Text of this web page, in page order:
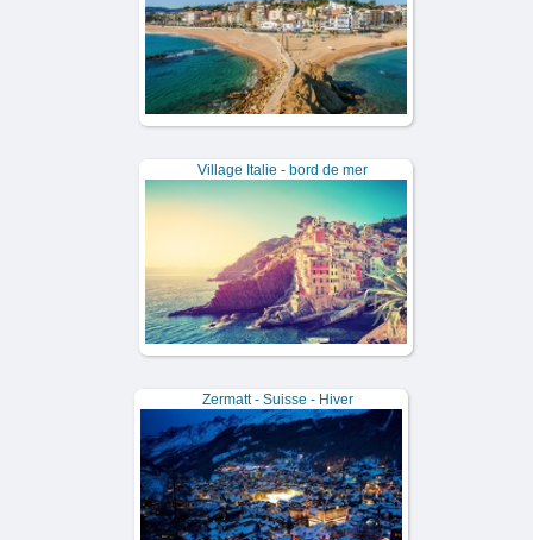
Village Italie - bord de mer
Zermatt - Suisse - Hiver